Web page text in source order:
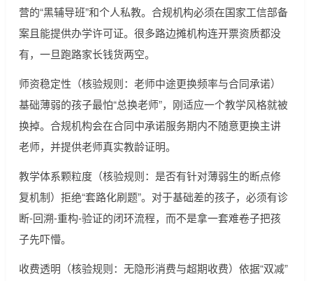
营的“黑辅导班”和个人私教。合规机构必须在国家工信部备
案且能提供办学许可证。很多路边摊机构连开票资质都没
有，一旦跑路家长钱货两空。
师资稳定性（核验规则：老师中途更换频率与合同承诺）
基础薄弱的孩子最怕“总换老师”，刚适应一个教学风格就被
换掉。合规机构会在合同中承诺服务期内不随意更换主讲
老师，并提供老师真实教龄证明。
教学体系颗粒度（核验规则：是否有针对薄弱生的断点修
复机制）拒绝“套路化刷题”。对于基础差的孩子，必须有诊
断-回溯-重构-验证的闭环流程，而不是拿一套难卷子把孩
子先吓懵。
收费透明（核验规则：无隐形消费与超期收费）依据“双减”